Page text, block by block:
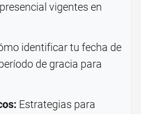
vigentes en
identificar tu fecha de
de gracia para
Estrategias para